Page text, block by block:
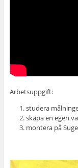
Arbetsuppgift:
studera
skapa en egen
montera på